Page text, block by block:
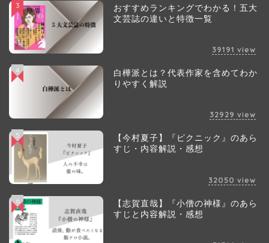
3
おすすめランキングでわかる！五大
文芸誌の違いと特徴一覧
39191 view
4
白樺派とは？代表作家を含めてわか
りやすく解説
32929 view
5
【今村夏子】『ピクニック』のあら
すじ・内容解説・感想
32050 view
6
【志賀直哉】『小僧の神様』のあら
すじと内容解説・感想